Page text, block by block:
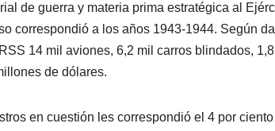
de guerra y materia prima estratégica al
correspondió a los años 1943-1944. Según
14 mil aviones, 6,2 mil carros blindados,
de dólares.
en cuestión les correspondió el 4 por